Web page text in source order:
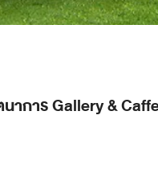
าการ Gallery &